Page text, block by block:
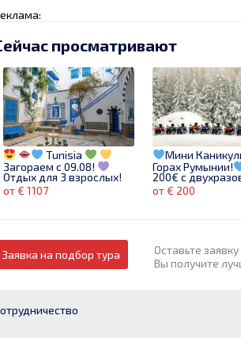
просматривают
Tunisia
Загораем с 09.08!
Отдых для 3 взрослых!
14 ночей!
от € 1107
Мини
Горах Румынии!
200€ с
питанием и
транспортом!
от € 200
Vacanță de vis în
Заявка на подбор тура
Оставьте
Вы получите